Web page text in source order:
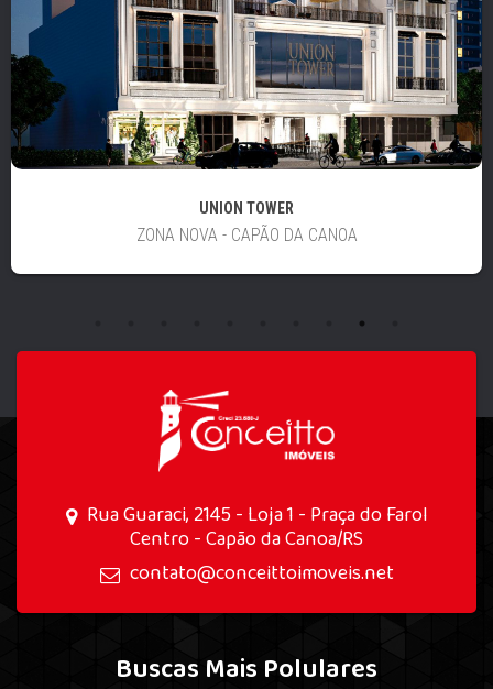
UNION TOWER
ZONA NOVA - CAPÃO DA CANOA
Rua Guaraci, 2145 - Loja 1 - Praça do Farol
Centro - Capão da Canoa/RS
contato@conceittoimoveis.net
Buscas Mais Polulares